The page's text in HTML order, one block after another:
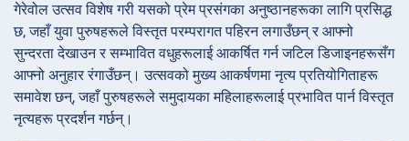
गेरेवोल उत्सव विशेष गरी यसको प्रेम प्रसंगका अनुष्ठानहरूका लागि प्रसिद्ध
छ, जहाँ युवा पुरुषहरूले विस्तृत परम्परागत पहिरन लगाउँछन् र आफ्नो
सुन्दरता देखाउन र सम्भावित वधुहरूलाई आकर्षित गर्न जटिल डिजाइनहरूसँग
आफ्नो अनुहार रंगाउँछन्। उत्सवको मुख्य आकर्षणमा नृत्य प्रतियोगिताहरू
समावेश छन्, जहाँ पुरुषहरूले समुदायका महिलाहरूलाई प्रभावित पार्न विस्तृत
नृत्यहरू प्रदर्शन गर्छन्।